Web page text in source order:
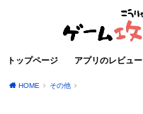
トップページ アプリのレビュー
HOME その他